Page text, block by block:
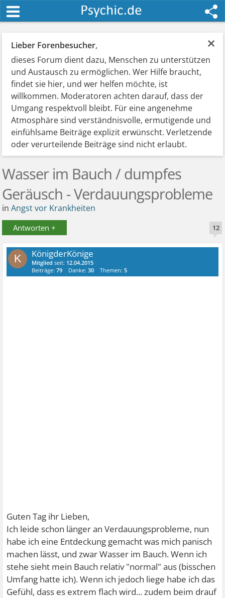
×
Lieber Forenbesucher,
dieses Forum dient dazu, Menschen zu unterstützen
und Austausch zu ermöglichen. Wer Hilfe braucht,
findet sie hier, und wer helfen möchte, ist
willkommen. Moderatoren achten darauf, dass der
Umgang respektvoll bleibt. Für eine angenehme
Atmosphäre sind verständnisvolle, ermutigende und
einfühlsame Beiträge explizit erwünscht. Verletzende
oder verurteilende Beiträge sind nicht erlaubt.
Wasser im Bauch / dumpfes
Geräusch - Verdauungsprobleme
inAngst vor Krankheiten
Antworten + 12
K KönigderKönige
Mitglied seit: 12.04.2015
Beiträge:79 Danke:30 Themen:5
Guten Tag ihr Lieben,
Ich leide schon länger an Verdauungsprobleme, nun
habe ich eine Entdeckung gemacht was mich panisch
machen lässt, und zwar Wasser im Bauch. Wenn ich
stehe sieht mein Bauch relativ "normal" aus (bisschen
Umfang hatte ich). Wenn ich jedoch liege habe ich das
Gefühl, dass es extrem flach wird... zudem beim drauf